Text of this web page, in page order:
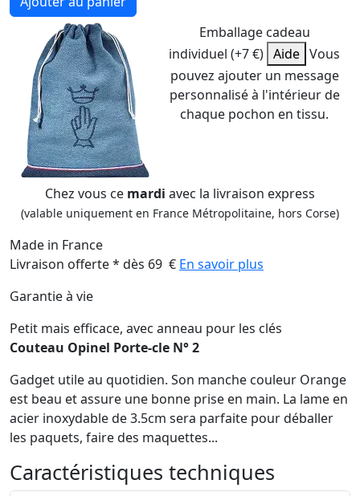
Emballage cadeau
individuel (+7 €) Aide Vous
pouvez ajouter un message
personnalisé à l'intérieur de
chaque pochon en tissu.
Chez vous ce mardi avec la livraison express
(valable uniquement en France Métropolitaine, hors Corse)
Made in France
Livraison offerte * dès 69 € En savoir plus
Garantie à vie
Petit mais efficace, avec anneau pour les clés
Couteau Opinel Porte-cle N° 2
Gadget utile au quotidien. Son manche couleur Orange
est beau et assure une bonne prise en main. La lame en
acier inoxydable de 3.5cm sera parfaite pour déballer
les paquets, faire des maquettes...
Caractéristiques techniques